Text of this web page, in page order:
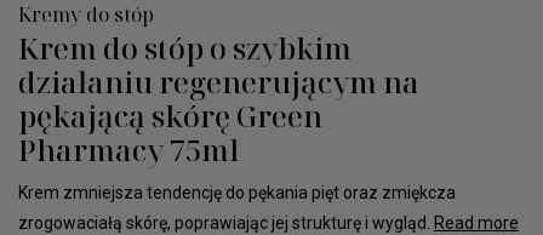
Kremy do stóp
Krem do stóp o szybkim
działaniu regenerującym na
pękającą skórę Green
Pharmacy 75ml
Krem zmniejsza tendencję do pękania pięt oraz zmiękcza
zrogowaciałą skórę, poprawiając jej strukturę i wygląd. Read more